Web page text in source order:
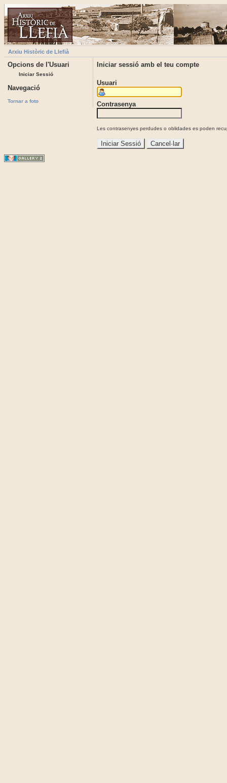
Arxiu Històric de Llefià
Opcions de l'Usuari
Iniciar Sessió
Navegació
Tornar a foto
Iniciar sessió amb el teu compte
Usuari
Contrasenya
Les contrasenyes perdudes o oblidades es poden